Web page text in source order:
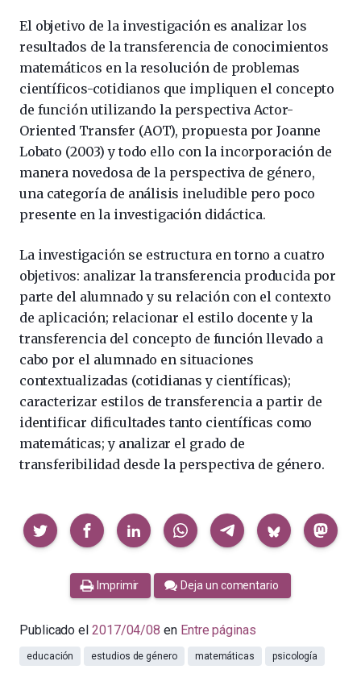
El objetivo de la investigación es analizar los
resultados de la transferencia de conocimientos
matemáticos en la resolución de problemas
científicos-cotidianos que impliquen el concepto
de función utilizando la perspectiva Actor-
Oriented Transfer (AOT), propuesta por Joanne
Lobato (2003) y todo ello con la incorporación de
manera novedosa de la perspectiva de género,
una categoría de análisis ineludible pero poco
presente en la investigación didáctica.
La investigación se estructura en torno a cuatro
objetivos: analizar la transferencia producida por
parte del alumnado y su relación con el contexto
de aplicación; relacionar el estilo docente y la
transferencia del concepto de función llevado a
cabo por el alumnado en situaciones
contextualizadas (cotidianas y científicas);
caracterizar estilos de transferencia a partir de
identificar dificultades tanto científicas como
matemáticas; y analizar el grado de
transferibilidad desde la perspectiva de género.
Compartir
Imprimir Deja un comentario
Publicado el 2017/04/08 en Entre páginas
educación estudios de género matemáticas psicología